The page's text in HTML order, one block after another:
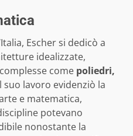
Escher si dedicò a
idealizzate,
come poliedri,
suo lavoro evidenziò la
e matematica,
potevano
nonostante la